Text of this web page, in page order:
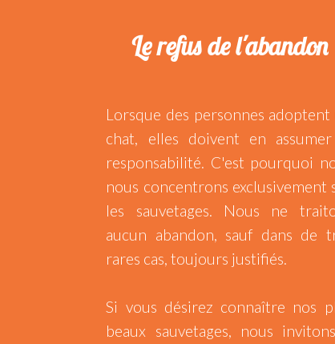
Le refus de l'abandon
Lorsque des personnes adoptent
chat, elles doivent en
responsabilité. C'est pourquoi
nous concentrons exclusivement
les sauvetages. Nous ne
aucun abandon, sauf dans de
rares cas, toujours justifiés.
Si vous désirez connaître nos
beaux sauvetages, nous